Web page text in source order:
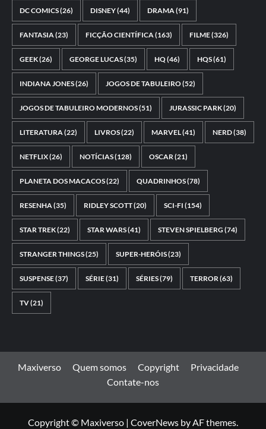
DC COMICS(26) DISNEY(44) DRAMA(91)
FANTASIA(23) FICÇÃO CIENTÍFICA(163) FILME(326)
GEEK(26) GEORGE LUCAS(35) HQ(46) HQS(61)
INDIANA JONES(26) JOGOS DE TABULEIRO(52)
JOGOS DE TABULEIRO MODERNOS(51) JURASSIC PARK(20)
LITERATURA(22) LIVROS(22) MARVEL(41) NERD(38)
NETFLIX(26) NOTÍCIAS(128) OSCAR(21)
PLANETA DOS MACACOS(22) QUADRINHOS(78)
RESENHA(35) RIDLEY SCOTT(20) SCI-FI (154)
STAR TREK(22) STAR WARS(41) STEVEN SPIELBERG (74)
STRANGER THINGS(25) SUPER-HERÓIS(23)
SUSPENSE(37) SÉRIE(31) SÉRIES(79) TERROR(63)
TV(21)
Maxiverso Quem somos Copyright
Privacidade
Contate-nos
Copyright © Maxiverso | CoverNews by AF themes.